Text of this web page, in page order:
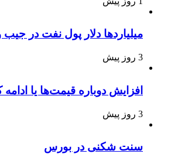
میلیاردها دلار پول نفت در
3 روز پیش
افزایش دوباره قیمت‌ها یا
3 روز پیش
سنت شکنی در بورس